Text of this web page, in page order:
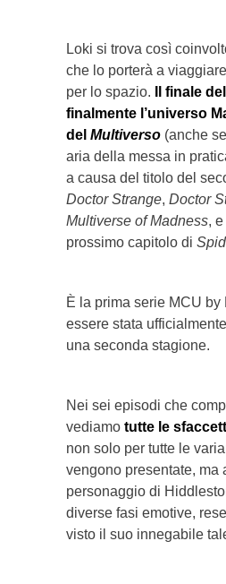
Loki si trova così
che lo porterà a
per lo spazio.
Il finale
finalmente l’universo
del Multiverso (anche
aria della messa in
a causa del titolo del
Doctor Strange, Doctor
Multiverse of Madness,
prossimo capitolo di
È la prima serie MCU by
essere stata
una seconda stagione.
Nei sei episodi che
vediamo tutte le
non solo per tutte le
vengono presentate, ma
personaggio di
diverse fasi emotive,
visto il suo innegabile